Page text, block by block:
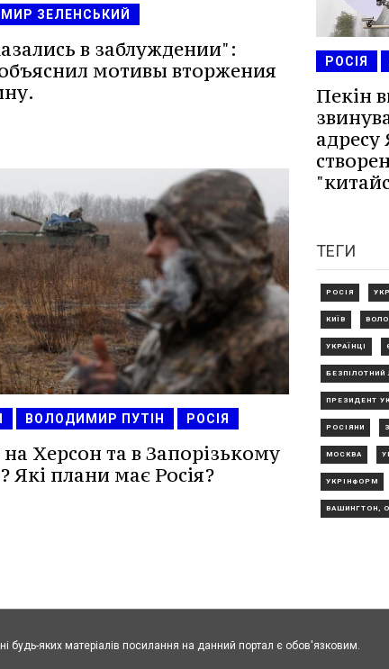
ЗЕЛЕНСЬКИЙ
в заблуждении":
мотивы вторжения
ВОЛОДИМИР ПУТІН РОСІЯ
Херсон та в Запорізькому
Які плани має Росія?
РОСІЯ
Пекін
адресу
ТЕГИ
РОСІЯ
КИЇВ
УКРАЇНЦІ
БЕЗПІЛОТНИЙ
ПРЕЗИДЕНТ
РОСІЯНИ
МОСКВА
УКРІНФОРМ
ВАШИНГТОН,
будь-яких матеріалів посилання на данний портал є обов'язковим.